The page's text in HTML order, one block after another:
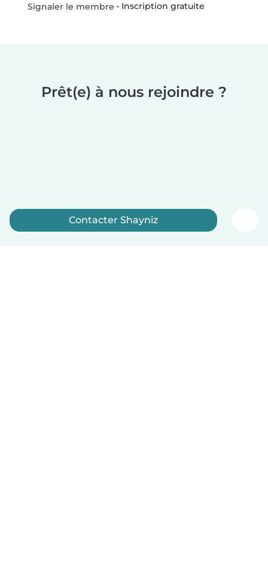
Signaler le membre • Inscription gratuite
Prêt(e) à nous rejoindre ?
Contacter Shayniz